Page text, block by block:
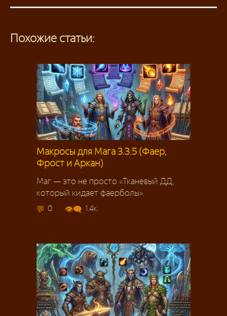
Похожие статьи:
Макросы для Мага 3.3.5 (Фаер,
Фрост и Аркан)
Маг — это не просто «Тканевый ДД,
который кидает фаерболы».
0 1.4к.